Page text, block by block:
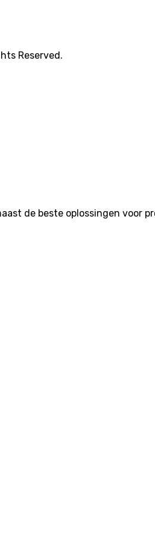
Reserved.
naast de beste oplossingen